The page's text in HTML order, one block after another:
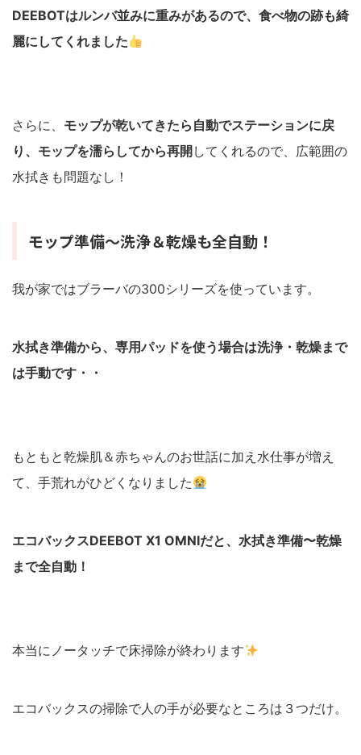
DEEBOTはルンバ並みに重みがあるので、食べ物の跡も綺
麗にしてくれました
さらに、 モップが乾いてきたら自動でステーションに戻
り、モップを濡らしてから再開 してくれるので、広範囲の
水拭きも問題なし！
モップ準備〜洗浄＆乾燥も全自動！
我が家ではブラーバの300シリーズを使っています。
水拭き準備から、専用パッドを使う場合は洗浄・乾燥まで
は手動です・・
もともと乾燥肌＆赤ちゃんのお世話に加え水仕事が増え
て、手荒れがひどくなりました
エコバックスDEEBOT X1 OMNIだと、水拭き準備〜乾燥
まで全自動！
本当にノータッチで床掃除が終わります
エコバックスの掃除で人の手が必要なところは３つだけ。